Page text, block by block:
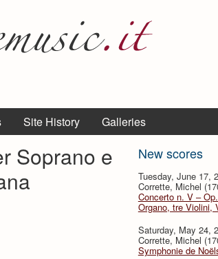
Site History Galleries
New scores
Tuesday, June 17,
Corrette, Michel
Concerto n. V –
Organo, tre Violini,
Saturday, May 24,
Corrette, Michel
Symphonie de
Soprano e